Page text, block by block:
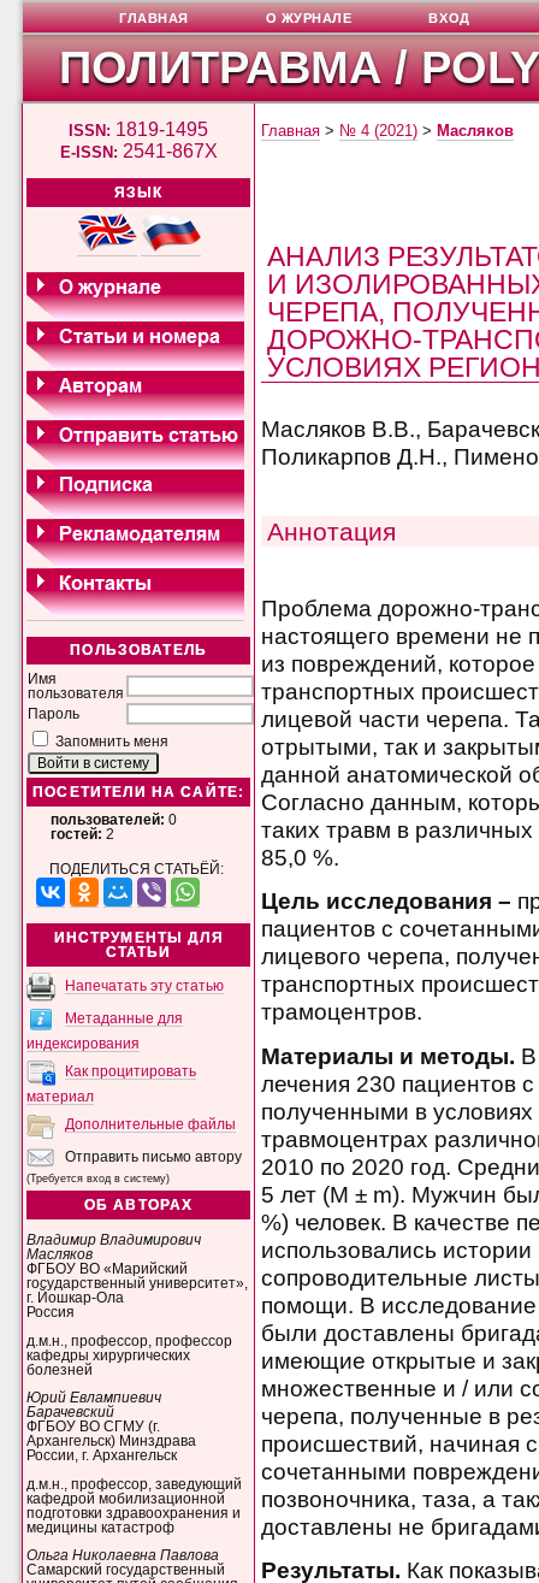
ПОЛИТРАВМА /
ISSN: 1819-1495
E-ISSN: 2541-867X
ЯЗЫК
ПОЛЬЗОВАТЕЛЬ
Имя
пользователя
Пароль
Запомнить меня
ПОСЕТИТЕЛИ НА САЙТЕ:
пользователей: 0
гостей: 2
ПОДЕЛИТЬСЯ СТАТЬЁЙ:
ИНСТРУМЕНТЫ ДЛЯ
СТАТЬИ
Напечатать эту статью
Метаданные для
индексирования
Как процитировать
материал
Дополнительные файлы
Отправить письмо автору
(Требуется вход в систему)
ОБ АВТОРАХ
Владимир Владимирович
Масляков
ФГБОУ ВО «Марийский
государственный университет»,
г. Йошкар-Ола
Россия
д.м.н., профессор, профессор
кафедры хирургических
болезней
Юрий Евлампиевич
Барачевский
ФГБОУ ВО СГМУ (г.
Архангельск) Минздрава
России, г. Архангельск
д.м.н., профессор, заведующий
кафедрой мобилизационной
подготовки здравоохранения и
медицины катастроф
Ольга Николаевна Павлова
Самарский государственный
ГЛАВНАЯ О ЖУРНАЛЕ ВХОД
Главная > № 4 (2021) > Масляков
АНАЛИЗ
И
ЧЕРЕПА,
ДОРОЖНО-
УСЛОВИЯХ
Масляков В.В.,
Поликарпов Д.Н.,
Аннотация
Проблема дорожно-
настоящего времени не
из повреждений,
транспортных
лицевой части черепа.
отрытыми, так и
данной анатомической
Согласно данным,
таких травм в
85,0 %.
Цель исследования –
пациентов с
лицевого черепа,
транспортных
трамоцентров.
Материалы и методы.
лечения 230 пациентов
полученными в
травмоцентрах
2010 по 2020 год.
5 лет (M ± m). Мужчин
%) человек. В качестве
использовались
сопроводительные
помощи. В
были доставлены
имеющие открытые и
множественные и / или
черепа, полученные в
происшествий, начиная
сочетанными
позвоночника, таза, а
доставлены не
Результаты. Как